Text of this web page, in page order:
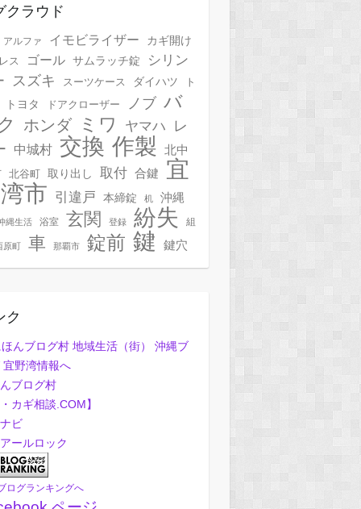
クラウド
アルファ イモビライザー
カギ開け
ス
ゴール サムラッチ錠
シリン
スズキ スーツケース ダイハツ ト
トヨタ ドアクローザー ノブ バ
ホンダ ミワ ヤマハ
レ
中城村 交換 作製
北中
北谷町 取り出し 取付 合鍵
宜
市 引違戸 本締錠 机 沖縄
縄生活 浴室 玄関 登録 紛失 組
原町 車 那覇市 錠前 鍵 鍵穴
ク
ブログ村
カギ相談.COM】
ビ
ールロック
ログランキングへ